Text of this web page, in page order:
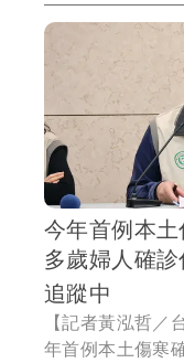
成，背後可能與
或婦科疾病有關
今年首例本
多歲婦人確
追蹤中
【記者黃泓哲／
年首例本土傷寒